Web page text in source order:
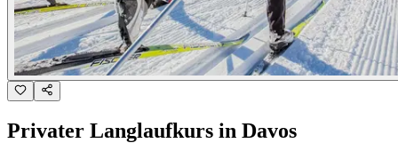
Privater Langlaufkurs in Davos